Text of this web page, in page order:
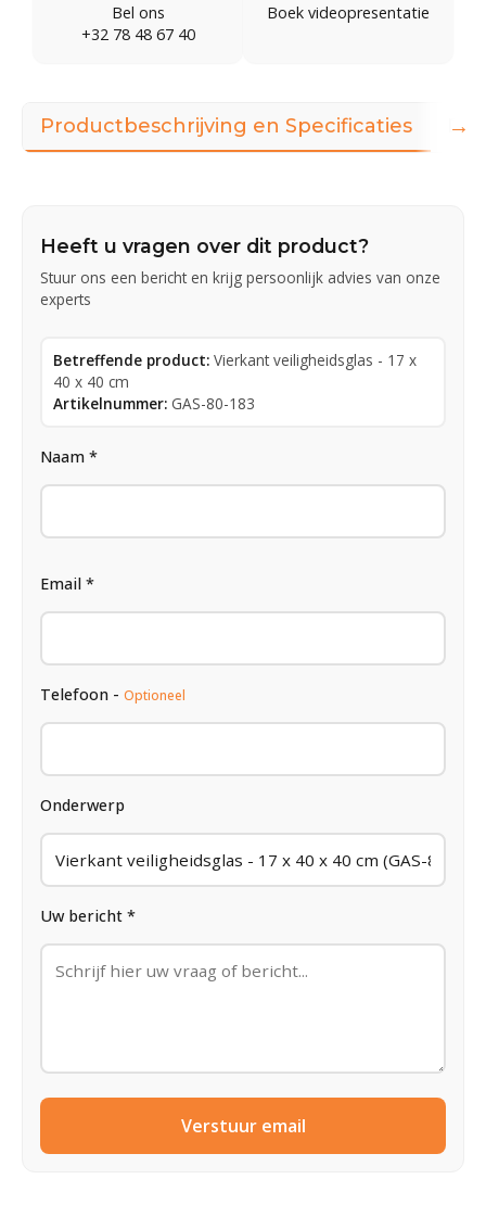
Bel ons
+32 78 48 67 40
Boek videopresentatie
Productbeschrijving en Specificaties
Heeft u vragen over dit product?
Stuur ons een bericht en krijg persoonlijk advies van onze
experts
Betreffende product: Vierkant veiligheidsglas - 17 x
40 x 40 cm
Artikelnummer: GAS-80-183
Naam *
Email *
Telefoon - Optioneel
Onderwerp
Uw bericht *
Verstuur email
→